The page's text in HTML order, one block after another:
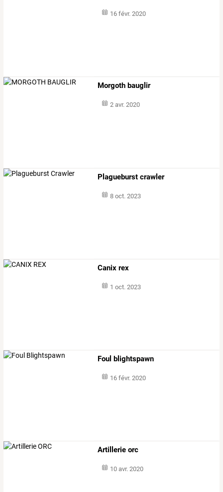
16 févr. 2020
Morgoth bauglir
2 avr. 2020
Plagueburst crawler
8 oct. 2023
Canix rex
1 oct. 2023
Foul blightspawn
16 févr. 2020
Artillerie orc
10 avr. 2020